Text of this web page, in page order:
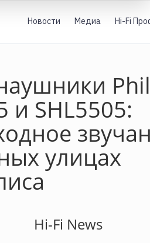
Новости Медиа Hi-Fi
и SHL5505:
улицах
Hi-Fi News